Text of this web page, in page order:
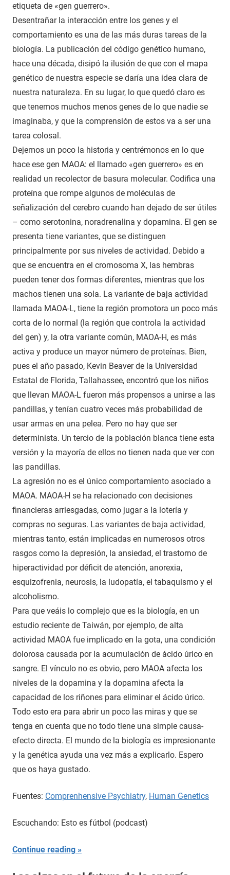
etiqueta de «gen guerrero».
Desentrañar la interacción entre los genes y el
comportamiento es una de las más duras tareas de la
biología. La publicación del código genético humano,
hace una década, disipó la ilusión de que con el mapa
genético de nuestra especie se daría una idea clara de
nuestra naturaleza. En su lugar, lo que quedó claro es
que tenemos muchos menos genes de lo que nadie se
imaginaba, y que la comprensión de estos va a ser una
tarea colosal.
Dejemos un poco la historia y centrémonos en lo que
hace ese gen MAOA: el llamado «gen guerrero» es en
realidad un recolector de basura molecular. Codifica una
proteína que rompe algunos de moléculas de
señalización del cerebro cuando han dejado de ser útiles
– como serotonina, noradrenalina y dopamina. El gen se
presenta tiene variantes, que se distinguen
principalmente por sus niveles de actividad. Debido a
que se encuentra en el cromosoma X, las hembras
pueden tener dos formas diferentes, mientras que los
machos tienen una sola. La variante de baja actividad
llamada MAOA-L, tiene la región promotora un poco más
corta de lo normal (la región que controla la actividad
del gen) y, la otra variante común, MAOA-H, es más
activa y produce un mayor número de proteínas. Bien,
pues el año pasado, Kevin Beaver de la Universidad
Estatal de Florida, Tallahassee, encontró que los niños
que llevan MAOA-L fueron más propensos a unirse a las
pandillas, y tenían cuatro veces más probabilidad de
usar armas en una pelea. Pero no hay que ser
determinista. Un tercio de la población blanca tiene esta
versión y la mayoría de ellos no tienen nada que ver con
las pandillas.
La agresión no es el único comportamiento asociado a
MAOA. MAOA-H se ha relacionado con decisiones
financieras arriesgadas, como jugar a la lotería y
compras no seguras. Las variantes de baja actividad,
mientras tanto, están implicadas en numerosos otros
rasgos como la depresión, la ansiedad, el trastorno de
hiperactividad por déficit de atención, anorexia,
esquizofrenia, neurosis, la ludopatía, el tabaquismo y el
alcoholismo.
Para que veáis lo complejo que es la biología, en un
estudio reciente de Taiwán, por ejemplo, de alta
actividad MAOA fue implicado en la gota, una condición
dolorosa causada por la acumulación de ácido úrico en
sangre. El vínculo no es obvio, pero MAOA afecta los
niveles de la dopamina y la dopamina afecta la
capacidad de los riñones para eliminar el ácido úrico.
Todo esto era para abrir un poco las miras y que se
tenga en cuenta que no todo tiene una simple causa-
efecto directa. El mundo de la biología es impresionante
y la genética ayuda una vez más a explicarlo. Espero
que os haya gustado.
Fuentes: Comprenhensive Psychiatry, Human Genetics
Escuchando: Esto es fútbol (podcast)
Continue reading